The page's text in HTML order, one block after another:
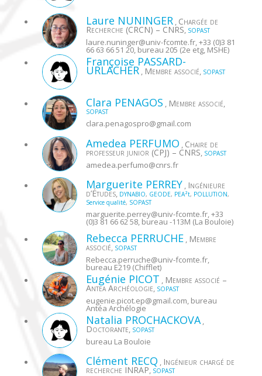
Laure NUNINGER Chargée de
Recherche (CRCN) – CNRS SOPAST
laure.nuninger@univ-fcomte.fr, +33 (0)3 81
66 63 66 51 20, bureau 205 (2e etg, MSHE)
Françoise PASSARD-
URLACHER Membre associé SOPAST
Clara PENAGOS Membre associé
SOPAST
clara.penagospro@gmail.com
Amedea PERFUMO Chaire de
professeur junior (CPJ) – CNRS SOPAST
amedea.perfumo@cnrs.fr
Marguerite PERREY Ingénieure
d’Études, DYNABIO, GEODE, PEA²t, POLLUTION,
Service qualité, SOPAST
marguerite.perrey@univ-fcomte.fr, +33
(0)3 81 66 62 58, bureau -113M (La Bouloie)
Rebecca PERRUCHE Membre
associé SOPAST
Rebecca.perruche@univ-fcomte.fr,
bureau E219 (Chifflet)
Eugénie PICOT Membre associé –
Antea Archéologie SOPAST
eugenie.picot.ep@gmail.com , bureau
Antéa Archélogie
Natalia PROCHACKOVA
Doctorante SOPAST
bureau La Bouloie
Clément RECQ Ingénieur chargé de
recherche INRAP SOPAST